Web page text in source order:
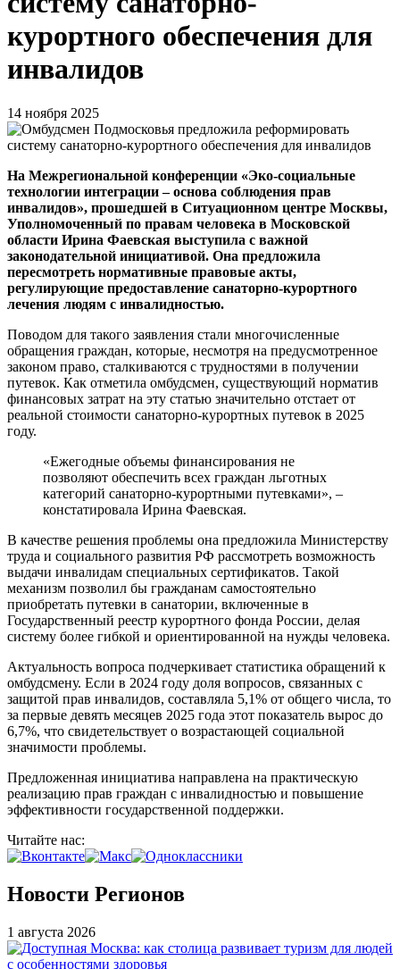
курортного обеспечения для
инвалидов
14 ноября 2025
На Межрегиональной конференции «Эко-социальные
технологии интеграции – основа соблюдения прав
инвалидов», прошедшей в Ситуационном центре Москвы,
Уполномоченный по правам человека в Московской
области Ирина Фаевская выступила с важной
законодательной инициативой. Она предложила
пересмотреть нормативные правовые акты,
регулирующие предоставление санаторно-курортного
лечения людям с инвалидностью.
Поводом для такого заявления стали многочисленные
обращения граждан, которые, несмотря на предусмотренное
законом право, сталкиваются с трудностями в получении
путевок. Как отметила омбудсмен, существующий норматив
финансовых затрат на эту статью значительно отстает от
реальной стоимости санаторно-курортных путевок в 2025
году.
«Ежегодные объемы финансирования не
позволяют обеспечить всех граждан льготных
категорий санаторно-курортными путевками», –
констатировала Ирина Фаевская.
В качестве решения проблемы она предложила Министерству
труда и социального развития РФ рассмотреть возможность
выдачи инвалидам специальных сертификатов. Такой
механизм позволил бы гражданам самостоятельно
приобретать путевки в санатории, включенные в
Государственный реестр курортного фонда России, делая
систему более гибкой и ориентированной на нужды человека.
Актуальность вопроса подчеркивает статистика обращений к
омбудсмену. Если в 2024 году доля вопросов, связанных с
защитой прав инвалидов, составляла 5,1% от общего числа, то
за первые девять месяцев 2025 года этот показатель вырос до
6,7%, что свидетельствует о возрастающей социальной
значимости проблемы.
Предложенная инициатива направлена на практическую
реализацию прав граждан с инвалидностью и повышение
эффективности государственной поддержки.
Читайте нас:
Новости Регионов
1 августа 2026